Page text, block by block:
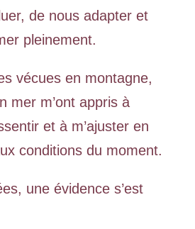
de nous adapter et
pleinement.
vécues en montagne,
mer m’ont appris à
et à m’ajuster en
conditions du moment.
une évidence s’est